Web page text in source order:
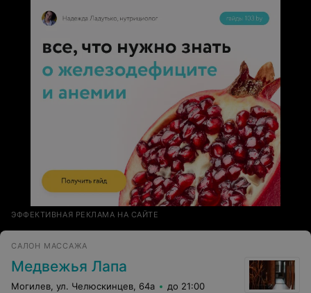
ЭФФЕКТИВНАЯ РЕКЛАМА НА САЙТЕ
САЛОН МАССАЖА
Медвежья Лапа
Могилев, ул. Челюскинцев, 64а до 21:00